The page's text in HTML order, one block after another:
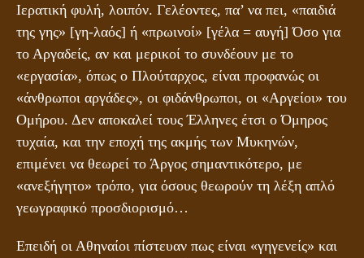
Ιερατική φυλή, λοιπόν. Γελέοντες, πα’ να πει, «παιδιά
της γης» [γη-λαός] ή «πρωινοί» [γέλα = αυγή] Όσο για
το Αργαδείς, αν και μερικοί το συνδέουν με το
«εργασία», όπως ο Πλούταρχος, είναι προφανώς οι
«άνθρωποι αργάδες», οι φιδάνθρωποι, οι «Αργείοι» του
Ομήρου. Δεν αποκαλεί τους Έλληνες έτσι ο Όμηρος
τυχαία, και την εποχή της ακμής των Μυκηνών,
επιμένει να θεωρεί το Άργος σημαντικότερο, με
«ανεξήγητο» τρόπο, για όσους θεωρούν τη λέξη απλό
γεωγραφικό προσδιορισμό…
Επειδή οι Αθηναίοι πίστευαν πως είναι «γηγενείς» και